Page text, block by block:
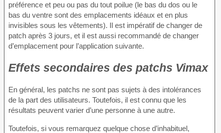
préférence et peu ou pas du tout poilue (le bas du dos ou le
bas du ventre sont des emplacements idéaux et en plus
invisibles sous les vêtements). Il est impératif de changer de
patch après 3 jours, et il est aussi recommandé de changer
d’emplacement pour l’application suivante.
Effets secondaires des patchs Vimax
En général, les patchs ne sont pas sujets à des intolérances
de la part des utilisateurs. Toutefois, il est connu que les
résultats peuvent varier d’une personne à une autre.
Toutefois, si vous remarquez quelque chose d’inhabituel,